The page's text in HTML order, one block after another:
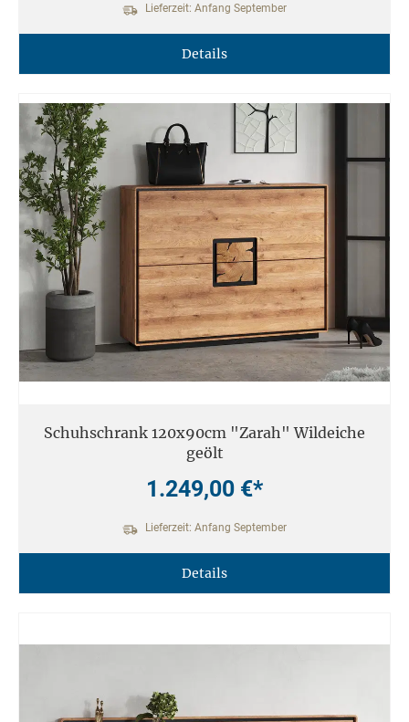
Lieferzeit: Anfang September
Details
Schuhschrank 120x90cm "Zarah" Wildeiche
geölt
1.249,00 €*
Lieferzeit: Anfang September
Details